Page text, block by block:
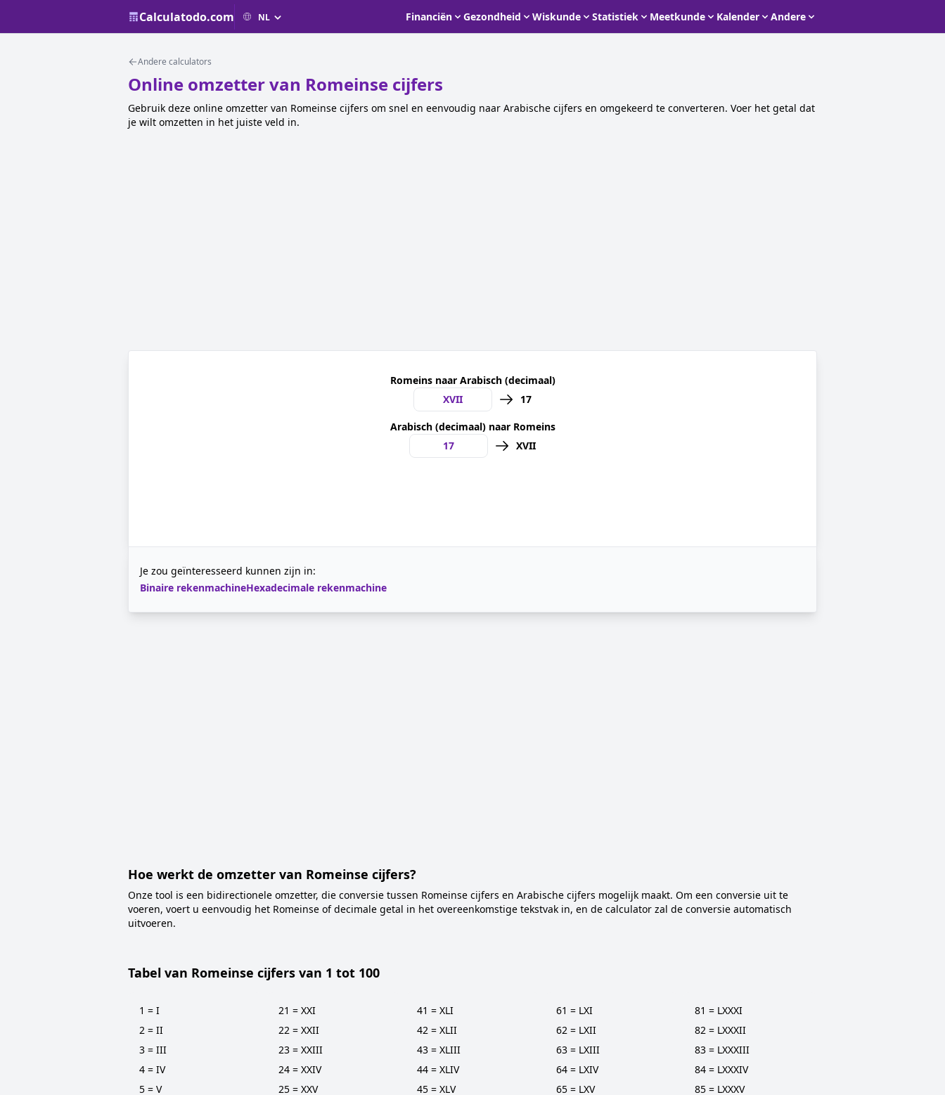
Calculatodo.com Financiën Gezondheid Wiskunde Statistiek Meetkunde Kalender Andere
Andere calculators
Online omzetter van Romeinse cijfers
Gebruik deze online omzetter van Romeinse cijfers om snel en eenvoudig naar Arabische cijfers en omgekeerd te converteren. Voer het getal dat
je wilt omzetten in het juiste veld in.
Romeins naar Arabisch (decimaal)
17
Arabisch (decimaal) naar Romeins
XVII
Je zou geïnteresseerd kunnen zijn in:
Binaire rekenmachineHexadecimale rekenmachine
Hoe werkt de omzetter van Romeinse cijfers?
Onze tool is een bidirectionele omzetter, die conversie tussen Romeinse cijfers en Arabische cijfers mogelijk maakt. Om een conversie uit te
voeren, voert u eenvoudig het Romeinse of decimale getal in het overeenkomstige tekstvak in, en de calculator zal de conversie automatisch
uitvoeren.
Tabel van Romeinse cijfers van 1 tot 100
1 = I
2 = II
3 = III
4 = IV
5 = V
21 = XXI
22 = XXII
23 = XXIII
24 = XXIV
25 = XXV
41 = XLI
42 = XLII
43 = XLIII
44 = XLIV
45 = XLV
61 = LXI
62 = LXII
63 = LXIII
64 = LXIV
65 = LXV
81 = LXXXI
82 = LXXXII
83 = LXXXIII
84 = LXXXIV
85 = LXXXV